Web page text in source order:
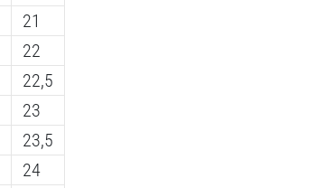
21
22
22,5
23
23,5
24